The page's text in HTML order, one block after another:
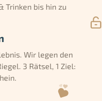
Trinken bis hin zu
Wir legen den
3 Rätsel, 1 Ziel: